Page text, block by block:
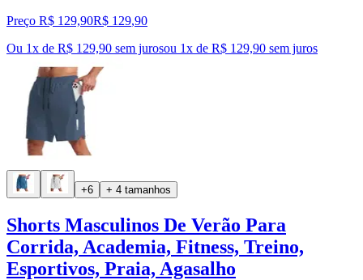
Preço R$ 129,90R$ 129,90
Ou 1x de R$ 129,90 sem jurosou 1x de R$ 129,90 sem juros
+6 + 4 tamanhos
Shorts Masculinos De Verão Para
Corrida, Academia, Fitness, Treino,
Esportivos, Praia, Agasalho